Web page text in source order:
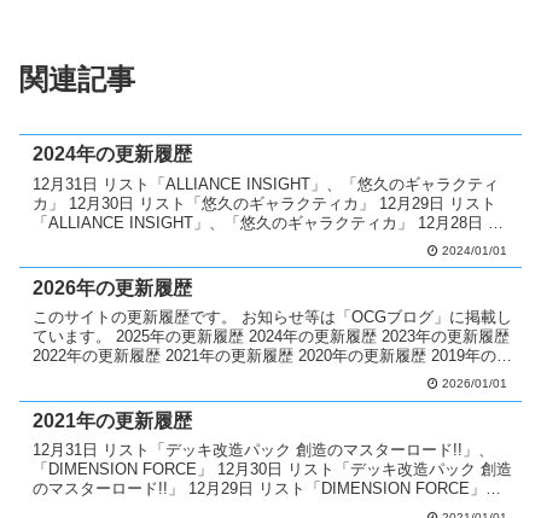
関連記事
2024年の更新履歴
12月31日 リスト「ALLIANCE INSIGHT」、「悠久のギャラクティ
カ」 12月30日 リスト「悠久のギャラクティカ」 12月29日 リスト
「ALLIANCE INSIGHT」、「悠久のギャラクティカ」 12月28日 リ
2024/01/01
2026年の更新履歴
このサイトの更新履歴です。 お知らせ等は「OCGブログ」に掲載し
ています。 2025年の更新履歴 2024年の更新履歴 2023年の更新履歴
2022年の更新履歴 2021年の更新履歴 2020年の更新履歴 2019年の更
2026/01/01
2021年の更新履歴
12月31日 リスト「デッキ改造パック 創造のマスターロード!!」、
「DIMENSION FORCE」 12月30日 リスト「デッキ改造パック 創造
のマスターロード!!」 12月29日 リスト「DIMENSION FORCE」、